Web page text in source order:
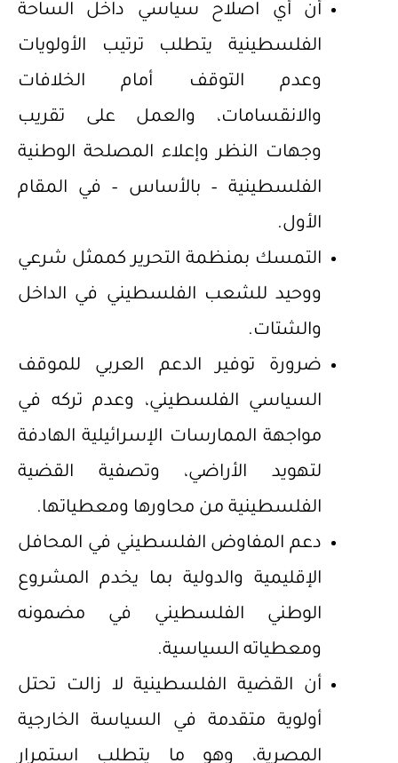
أن أي اصلاح سياسي داخل الساحة
الفلسطينية يتطلب ترتيب الأولويات
وعدم التوقف أمام الخلافات
والانقسامات، والعمل على تقريب
وجهات النظر وإعلاء المصلحة الوطنية
الفلسطينية – بالأساس – في المقام
الأول.
التمسك بمنظمة التحرير كممثل شرعي
ووحيد للشعب الفلسطيني في الداخل
والشتات.
ضرورة توفير الدعم العربي للموقف
السياسي الفلسطيني، وعدم تركه في
مواجهة الممارسات الإسرائيلية الهادفة
لتهويد الأراضي، وتصفية القضية
الفلسطينية من محاورها ومعطياتها.
دعم المفاوض الفلسطيني في المحافل
الإقليمية والدولية بما يخدم المشروع
الوطني الفلسطيني في مضمونه
ومعطياته السياسية.
أن القضية الفلسطينية لا زالت تحتل
أولوية متقدمة في السياسة الخارجية
المصرية، وهو ما يتطلب استمرار